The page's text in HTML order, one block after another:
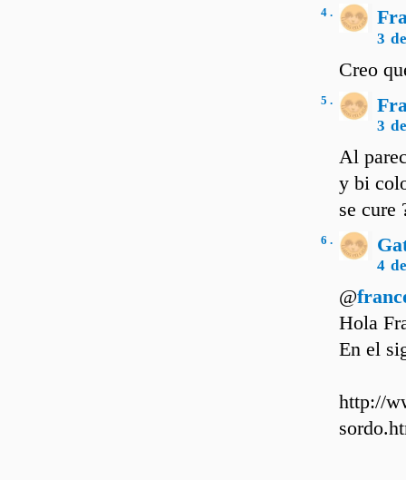
4 .
3
Creo
5 .
3
Al
y bi
se cure
6 .
4
@
Hola
En el
http://